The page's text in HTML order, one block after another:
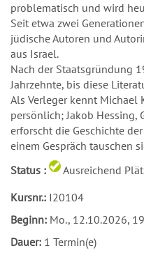
problematisch und wird
Seit etwa zwei
jüdische Autoren und
aus Israel.
Nach der Staatsgründung
Jahrzehnte, bis diese
Als Verleger kennt Michael
persönlich; Jakob Hessing,
erforscht die Geschichte
einem Gespräch tauschen
Status :
Ausreichend
Kursnr.: I20104
Beginn: Mo., 12.10.2026,
Dauer: 1 Termin(e)